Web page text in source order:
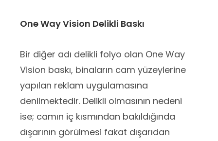
One Way Vision Delikli Baskı
Bir diğer adı delikli folyo olan One Way
Vision baskı, binaların cam yüzeylerine
yapılan reklam uygulamasına
denilmektedir. Delikli olmasının nedeni
ise; camın iç kısmından bakıldığında
dışarının görülmesi fakat dışarıdan